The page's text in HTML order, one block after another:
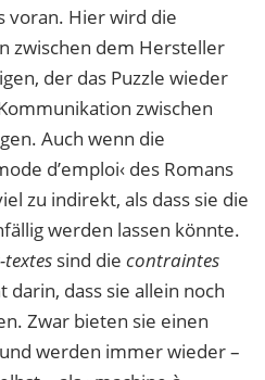
voran. Hier wird die
zwischen dem Hersteller
der das Puzzle wieder
zwischen
Auch wenn die
d’emploi‹ des Romans
zu indirekt, als dass sie die
werden lassen könnte.
sind die contraintes
dass sie allein noch
Zwar bieten sie einen
werden immer wieder –